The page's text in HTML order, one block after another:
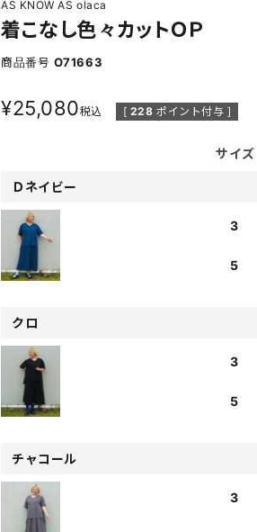
AS KNOW AS olaca
着こなし色々カットＯＰ
商品番号 O71663
¥25,080税込 [ 228 ポイント付与 ]
サイズ
Ｄネイビー
3
5
クロ
3
5
チャコール
3